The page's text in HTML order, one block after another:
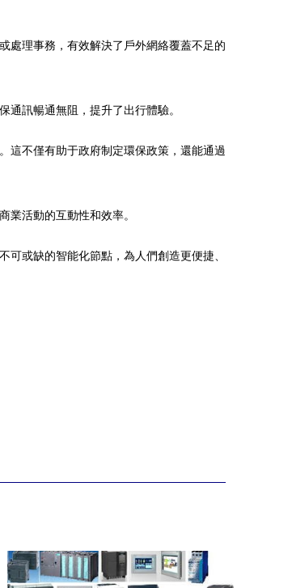
處理事務，有效解決了戶外網絡覆蓋不足的
訊暢通無阻，提升了出行體驗。
這不僅有助于政府制定環保政策，還能通過
業活動的互動性和效率。
或缺的智能化節點，為人們創造更便捷、